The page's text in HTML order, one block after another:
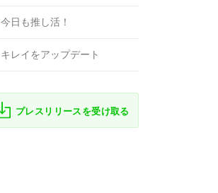
今日も推し活！
キレイをアップデート
プレスリリースを受け取る